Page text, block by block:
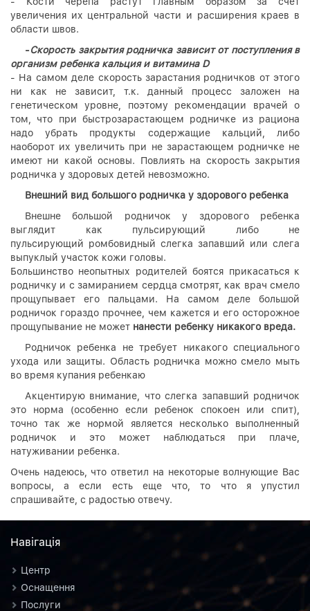
увеличения их центральной части и расширения краев в
области швов.
-Скорость закрытия родничка зависит от поступления в
организм ребенка кальция и витамина D
- На самом деле скорость зарастания родничков от этого
ни как не зависит, т.к. данный процесс заложен на
генетическом уровне, поэтому рекомендации врачей о
том, что при быстрозарастающем родничке из рациона
надо убрать продукты содержащие кальций, либо
наоборот их увеличить при не зарастающем родничке не
имеют ни какой основы. Повлиять на скорость закрытия
родничка у здоровых детей невозможно.
Внешний вид большого родничка у здорового ребенка
Внешне большой родничок у здорового ребенка
выглядит как пульсирующий либо не
пульсирующий ромбовидный слегка запавший или слега
выпуклый участок кожи головы.
Большинство неопытных родителей боятся прикасаться к
родничку и с замиранием сердца смотрят, как врач смело
прощупывает его пальцами. На самом деле большой
родничок гораздо прочнее, чем кажется и его осторожное
прощупывание не может нанести ребенку никакого вреда.
Родничок ребенка не требует никакого специального
ухода или защиты. Область родничка можно смело мыть
во время купания ребенкаю
Акцентирую внимание, что слегка запавший родничок
это норма (особенно если ребенок спокоен или спит),
точно так же нормой является несколько выполненный
родничок и это может наблюдаться при плаче,
натуживании ребенка.
Очень надеюсь, что ответил на некоторые волнующие Вас
вопросы, а если есть еще что, то что я упустил
спрашивайте, с радостью отвечу.
Навiгацiя
Центр
Оснащення
Послуги